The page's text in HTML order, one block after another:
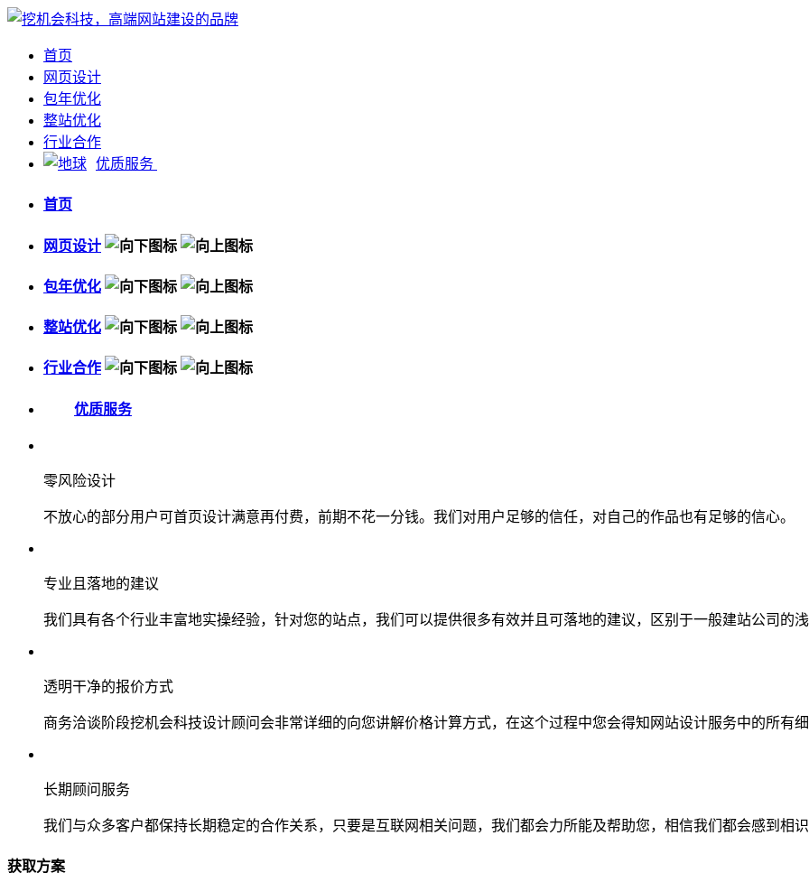
首页
网页设计
包年优化
整站优化
行业合作
优质服务
首页
网页设计
包年优化
整站优化
行业合作
优质服务
零风险设计
不放心的部分用户可首页设计满意再付费，前期不花一分钱。我们对用户足够的信任，对自己的作品也有足够的信心。
专业且落地的建议
我们具有各个行业丰富地实操经验，针对您的站点，我们可以提供很多有效并且可落地的建议，区别于一般建站公司的
透明干净的报价方式
商务洽谈阶段挖机会科技设计顾问会非常详细的向您讲解价格计算方式，在这个过程中您会得知网站设计服务中的所有
长期顾问服务
我们与众多客户都保持长期稳定的合作关系，只要是互联网相关问题，我们都会力所能及帮助您，相信我们都会感到相
获取方案